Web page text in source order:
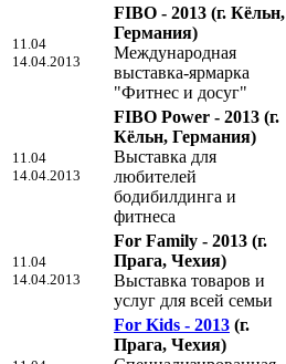
11.04
14.04.2013
FIBO - 2013 (г. Кёльн,
Германия)
Международная
выставка-ярмарка
"Фитнес и досуг"
11.04
14.04.2013
FIBO Power - 2013 (г.
Кёльн, Германия)
Выставка для
любителей
бодибилдинга и
фитнеса
11.04
14.04.2013
For Family - 2013 (г.
Прага, Чехия)
Выставка товаров и
услуг для всей семьи
For Kids - 2013 (г.
Прага, Чехия)